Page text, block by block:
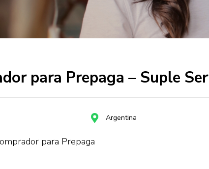
para Prepaga – Suple
Argentina
para Prepaga